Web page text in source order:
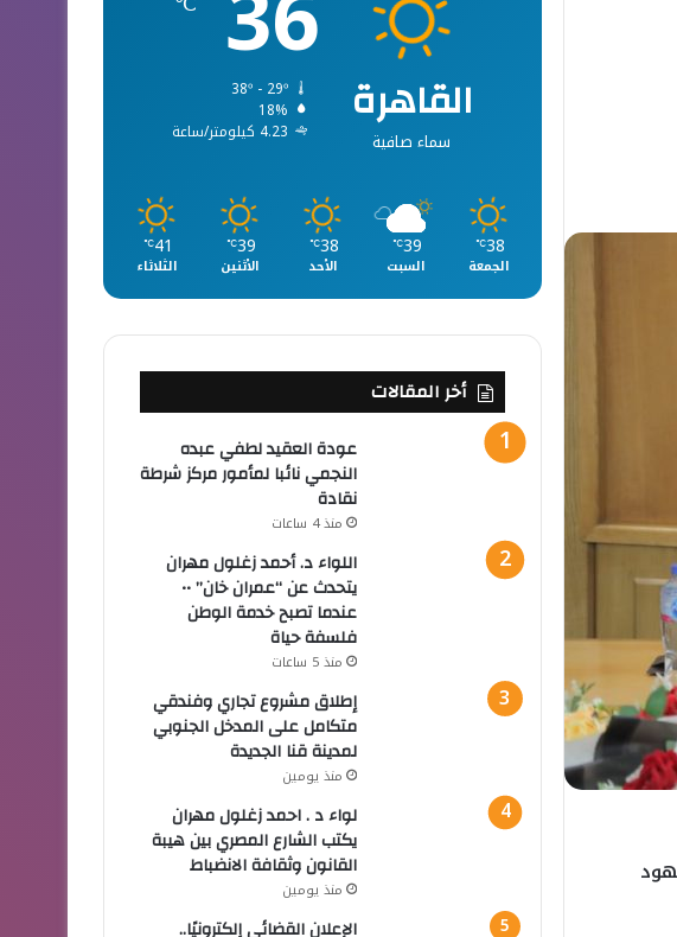
القاهرة
سماء صافية
38º - 29º
18%
4.23 كيلومتر/ساعة
38
℃
الجمعة
39
℃
السبت
38
℃
الأحد
39
℃
الأثنين
41
℃
الثلاثاء
أخر المقالات
عودة العقيد لطفي عبده
النجمي نائبا لمأمور مركز شرطة
نقادة
منذ 4 ساعات
اللواء د. أحمد زغلول مهران
يتحدث عن “عمران خان” ••
عندما تصبح خدمة الوطن
فلسفة حياة
منذ 5 ساعات
إطلاق مشروع تجاري وفندقي
متكامل على المدخل الجنوبي
لمدينة قنا الجديدة
منذ يومين
لواء د . احمد زغلول مهران
يكتب الشارع المصري بين هيبة
القانون وثقافة الانضباط
منذ يومين
الإعلان القضائي إلكترونيًا..